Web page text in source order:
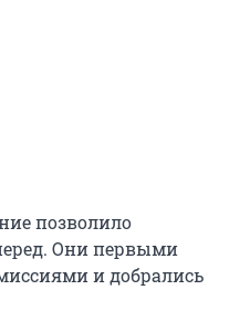
позволило
Они первыми
и добрались